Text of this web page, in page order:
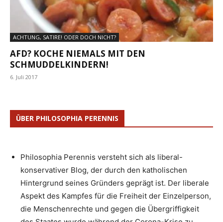
ACHTUNG, SATIRE! ODER DOCH NICHT?
AFD? KOCHE NIEMALS MIT DEN
SCHMUDDELKINDERN!
6. Juli 2017
ÜBER PHILOSOPHIA PERENNIS
Philosophia Perennis versteht sich als liberal-
konservativer Blog, der durch den katholischen
Hintergrund seines Gründers geprägt ist. Der liberale
Aspekt des Kampfes für die Freiheit der Einzelperson,
die Menschenrechte und gegen die Übergriffigkeit